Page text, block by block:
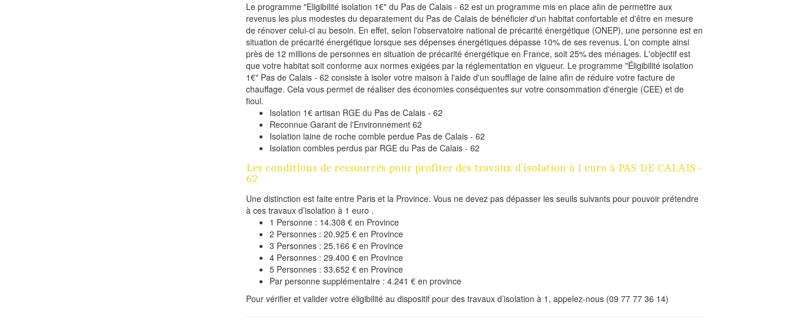
Le programme "Eligibilité isolation 1€" du Pas de Calais - 62 est un programme mis en place afin de permettre aux
revenus les plus modestes du deparatement du Pas de Calais de bénéficier d'un habitat confortable et d'être en mesure
de rénover celui-ci au besoin. En effet, selon l'observatoire national de précarité énergétique (ONEP), une personne est en
situation de précarité énergétique lorsque ses dépenses énergétiques dépasse 10% de ses revenus. L'on compte ainsi
près de 12 millions de personnes en situation de précarité énergétique en France, soit 25% des ménages. L'objectif est
que votre habitat soit conforme aux normes exigées par la réglementation en vigueur. Le programme "Éligibilité isolation
1€" Pas de Calais - 62 consiste à isoler votre maison à l'aide d'un soufflage de laine afin de réduire votre facture de
chauffage. Cela vous permet de réaliser des économies conséquentes sur votre consommation d'énergie (CEE) et de
fioul.
Isolation 1€ artisan RGE du Pas de Calais - 62
Reconnue Garant de l'Environnement 62
Isolation laine de roche comble perdue Pas de Calais - 62
Isolation combles perdus par RGE du Pas de Calais - 62
Les conditions de ressources pour profiter des travaux d’isolation à 1 euro à PAS DE CALAIS -
62
Une distinction est faite entre Paris et la Province. Vous ne devez pas dépasser les seuils suivants pour pouvoir prétendre
à ces travaux d’isolation à 1 euro .
1 Personne : 14.308 € en Province
2 Personnes : 20.925 € en Province
3 Personnes : 25.166 € en Province
4 Personnes : 29.400 € en Province
5 Personnes : 33.652 € en Province
Par personne supplémentaire : 4.241 € en province
Pour vérifier et valider votre éligibilité au dispositif pour des travaux d’isolation à 1, appelez-nous (09 77 77 36 14)